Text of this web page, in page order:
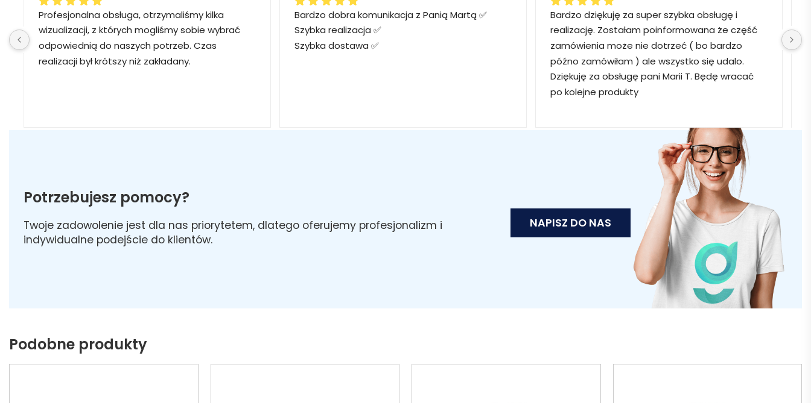
Profesjonalna obsługa, otrzymaliśmy kilka
wizualizacji, z których mogliśmy sobie wybrać
odpowiednią do naszych potrzeb. Czas
realizacji był krótszy niż zakładany.
Bardzo dobra komunikacja z Panią Martą ✅
Szybka realizacja ✅
Szybka dostawa ✅
Bardzo dziękuję za super szybka obsługę i
realizację. Zostałam poinformowana że część
zamówienia może nie dotrzeć ( bo bardzo
późno zamówiłam ) ale wszystko się udalo.
Dziękuję za obsługę pani Marii T. Będę wracać
po kolejne produkty
Potrzebujesz pomocy?
Twoje zadowolenie jest dla nas priorytetem, dlatego oferujemy profesjonalizm i
indywidualne podejście do klientów.
NAPISZ DO NAS
Podobne produkty